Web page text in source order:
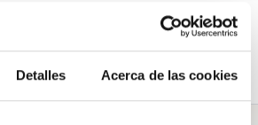
Detalles Acerca de las cookies
Preguntas (1)
Biografía